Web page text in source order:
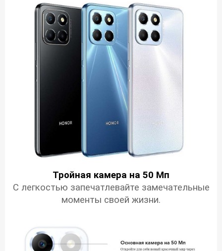
Тройная камера на 50 Мп
С легкостью запечатлевайте замечательные
моменты своей жизни.